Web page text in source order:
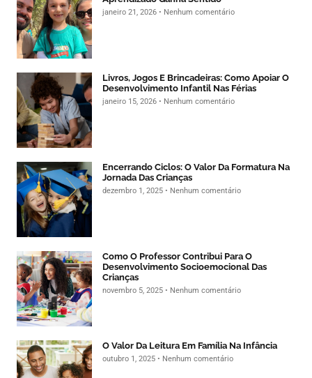
janeiro 21, 2026 Nenhum comentário
Livros, Jogos E Brincadeiras: Como Apoiar O
Desenvolvimento Infantil Nas Férias
janeiro 15, 2026 Nenhum comentário
Encerrando Ciclos: O Valor Da Formatura Na
Jornada Das Crianças
dezembro 1, 2025 Nenhum comentário
Como O Professor Contribui Para O
Desenvolvimento Socioemocional Das
Crianças
novembro 5, 2025 Nenhum comentário
O Valor Da Leitura Em Família Na Infância
outubro 1, 2025 Nenhum comentário